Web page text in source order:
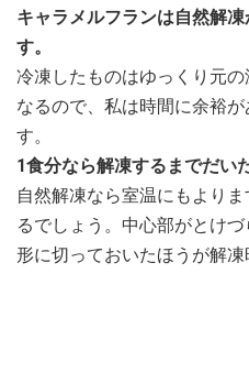
キャラメルフランは自然解
す。
冷凍したものはゆっくり元
なるので、私は時間に余裕
す。
1食分なら解凍するまでだい
自然解凍なら室温にもより
るでしょう。中心部がとけ
形に切っておいたほうが解凍